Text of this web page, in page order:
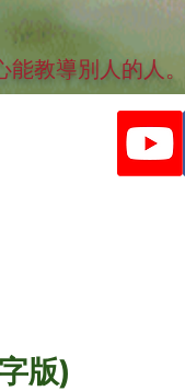
教導別人的人
版)